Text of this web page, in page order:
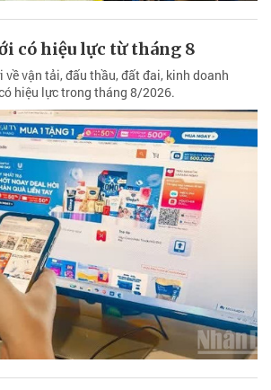
có hiệu lực từ tháng 8
về vận tải, đấu thầu, đất đai, kinh doanh
hiệu lực trong tháng 8/2026.